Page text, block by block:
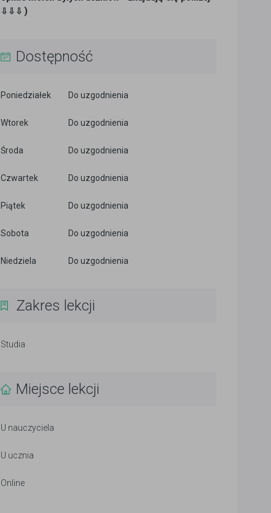
⇩⇩⇩ )
Dostępność
Poniedziałek Do uzgodnienia
Wtorek Do uzgodnienia
Środa Do uzgodnienia
Czwartek Do uzgodnienia
Piątek Do uzgodnienia
Sobota Do uzgodnienia
Niedziela Do uzgodnienia
Zakres lekcji
Studia
Miejsce lekcji
U nauczyciela
U ucznia
Online